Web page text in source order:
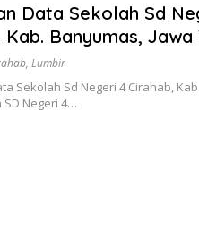
Data Sekolah Sd
Kab. Banyumas, Jawa
, Lumbir
Sekolah Sd Negeri 4 Cirahab,
SD Negeri 4…